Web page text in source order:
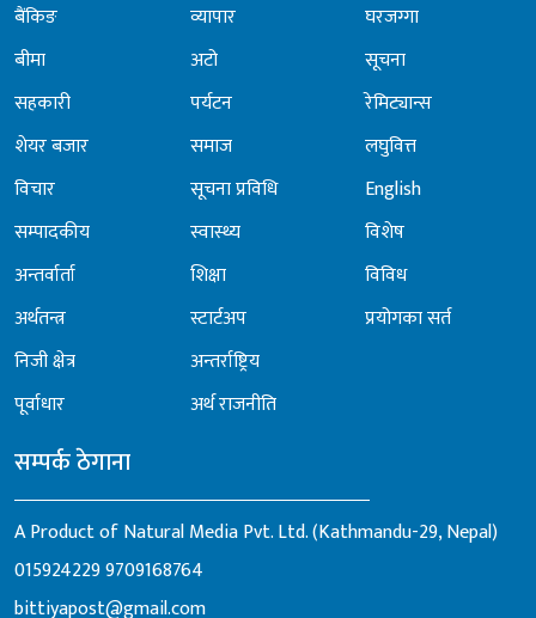
बैंकिङ
बीमा
सहकारी
शेयर बजार
विचार
सम्पादकीय
अन्तर्वार्ता
अर्थतन्त्र
निजी क्षेत्र
पूर्वाधार
व्यापार
अटो
पर्यटन
समाज
सूचना प्रविधि
स्वास्थ्य
शिक्षा
स्टार्टअप
अन्तर्राष्ट्रिय
अर्थ राजनीति
घरजग्गा
सूचना
रेमिट्यान्स
लघुवित्त
English
विशेष
विविध
प्रयोगका सर्त
सम्पर्क ठेगाना
A Product of Natural Media Pvt. Ltd. (Kathmandu-29, Nepal)
0159242299709168764
bittiyapost@gmail.com